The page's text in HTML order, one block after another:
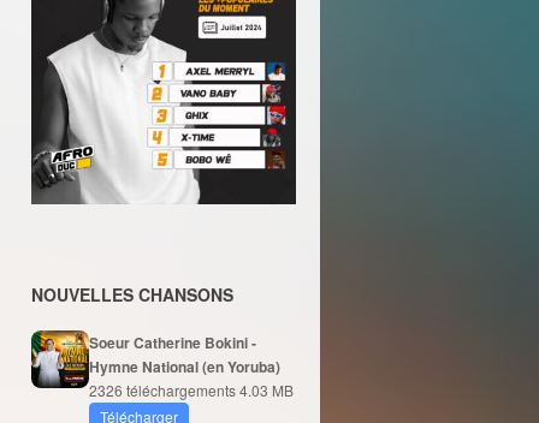
NOUVELLES CHANSONS
Soeur Catherine Bokini -
Hymne National (en Yoruba)
2326 téléchargements4.03 MB
Télécharger